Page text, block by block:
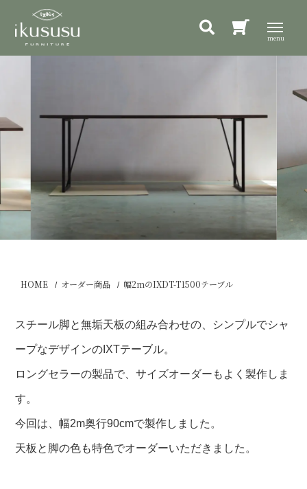
HOME オーダー商品 幅2mのIXDT-T1500テーブル
スチール脚と無垢天板の組み合わせの、シンプルでシャ
ープなデザインのIXTテーブル。
ロングセラーの製品で、サイズオーダーもよく製作しま
す。
今回は、幅2m奥行90cmで製作しました。
天板と脚の色も特色でオーダーいただきました。